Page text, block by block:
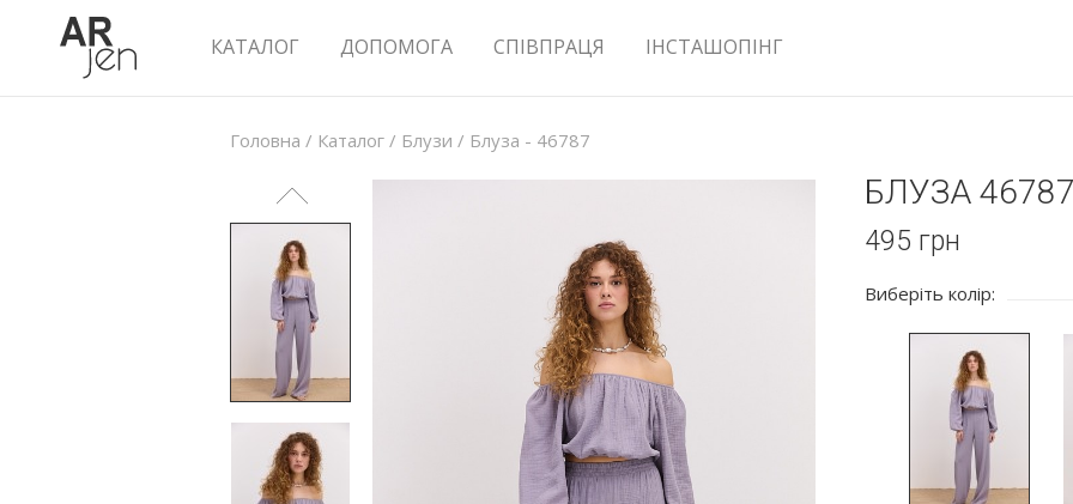
КАТАЛОГ ДОПОМОГА СПІВПРАЦЯ ІНСТАШОПІНГ
Головна / Каталог / Блузи / Блуза - 46787
БЛУЗА
495 грн
Виберіть колір: